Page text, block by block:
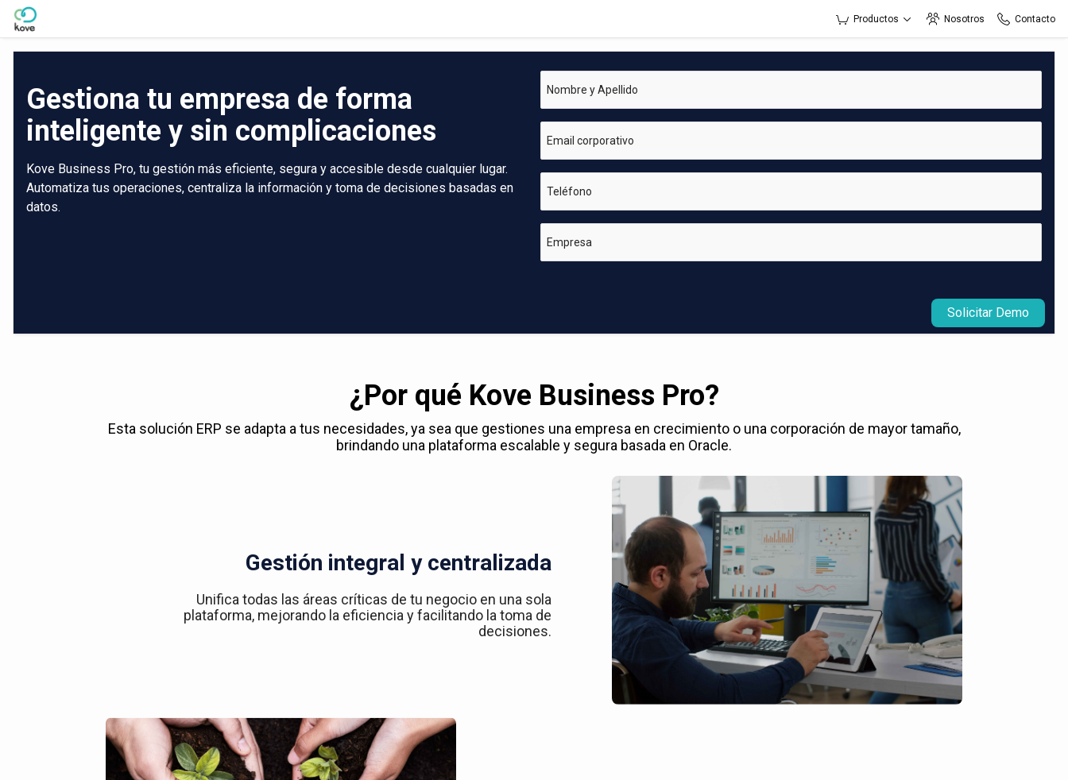
Skip to Main Content
Productos Nosotros Contacto
Gestiona tu empresa de forma
inteligente y sin complicaciones
Kove Business Pro, tu gestión más eficiente, segura y accesible desde cualquier lugar.
Automatiza tus operaciones, centraliza la información y toma de decisiones basadas en
datos.
Nombre y Apellido
Email corporativo
Teléfono
Empresa
Solicitar Demo
¿Por qué Kove Business Pro?
Esta solución ERP se adapta a tus necesidades, ya sea que gestiones una empresa en crecimiento o una corporación de mayor tamaño,
brindando una plataforma escalable y segura basada en Oracle.
Gestión integral y centralizada
Unifica todas las áreas críticas de tu negocio en una sola
plataforma, mejorando la eficiencia y facilitando la toma de
decisiones.